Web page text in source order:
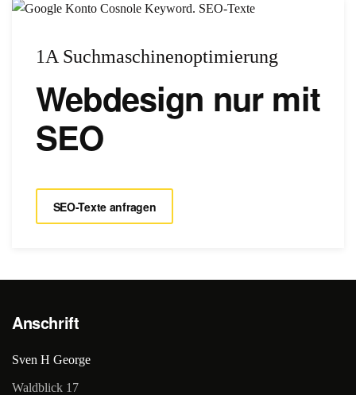
1A Suchmaschinenoptimierung
Webdesign nur mit
SEO
SEO-Texte anfragen
Anschrift
Sven H George
Waldblick 17